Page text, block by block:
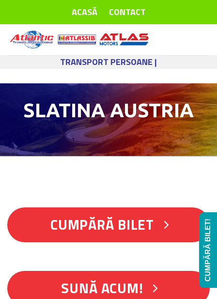
ACASĂ CONTACT
TRANSPORT PERSOANE |
SLATINA AUSTRIA
CUMPĂRĂ BILET
SUNĂ ACUM!
CUMPĂRĂ BILET!